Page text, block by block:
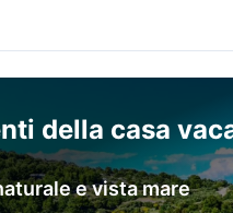
della casa
e vista mare